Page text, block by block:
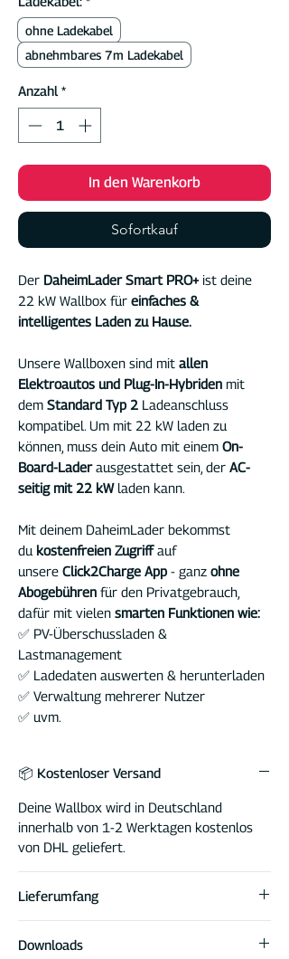
ohne Ladekabel
abnehmbares 7m Ladekabel
Anzahl *
In den Warenkorb
Sofortkauf
Der DaheimLader Smart PRO+ist deine
22 kW Wallbox für einfaches &
intelligentes Laden zu Hause.
Unsere Wallboxen sind mit allen
Elektroautos und Plug-In-Hybriden mit
dem Standard Typ 2 Ladeanschluss
kompatibel. Um mit 22 kW laden zu
können, muss dein Auto mit einem On-
Board-Laderausgestattet sein, der AC-
seitig mit 22 kWladen kann.
Mit deinem DaheimLader bekommst
du kostenfreien Zugriffauf
unsere Click2Charge App - ganz ohne
Abogebühren für den Privatgebrauch,
dafür mit vielen smarten Funktionen wie:
✅ PV-Überschussladen &
Lastmanagement
✅ Ladedaten auswerten & herunterladen
✅ Verwaltung mehrerer Nutzer
✅ uvm.
📦 Kostenloser Versand
Deine Wallbox wird in Deutschland
innerhalb von 1-2 Werktagen kostenlos
von DHL geliefert.
Lieferumfang
inklusive DockingStation für Anschluß
Downloads